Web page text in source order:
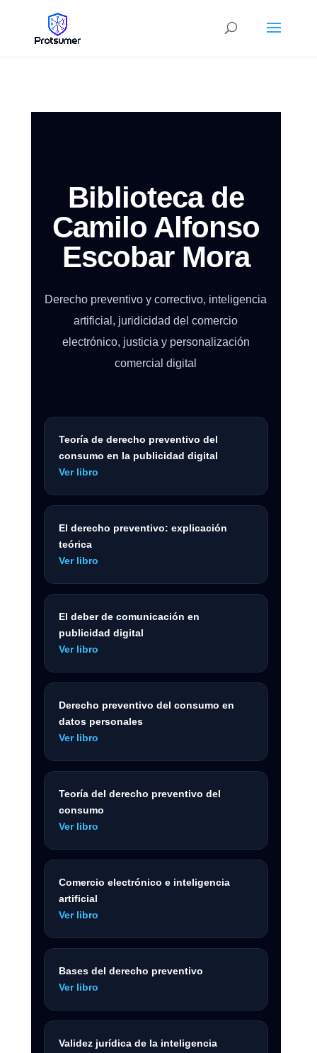
Biblioteca de
Camilo Alfonso
Escobar Mora
Derecho preventivo y correctivo, inteligencia
artificial, juridicidad del comercio
electrónico, justicia y personalización
comercial digital
Teoría de derecho preventivo del
consumo en la publicidad digital
Ver libro
El derecho preventivo: explicación
teórica
Ver libro
El deber de comunicación en
publicidad digital
Ver libro
Derecho preventivo del consumo en
datos personales
Ver libro
Teoría del derecho preventivo del
consumo
Ver libro
Comercio electrónico e inteligencia
artificial
Ver libro
Bases del derecho preventivo
Ver libro
Validez jurídica de la inteligencia